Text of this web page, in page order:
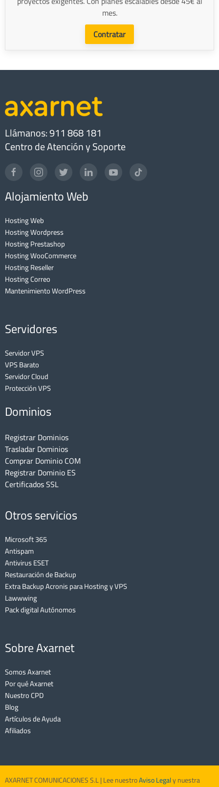
mes.
Contratar
Llámanos: 911 868 181
Centro de Atención y Soporte
Alojamiento Web
Hosting Web
Hosting Wordpress
Hosting Prestashop
Hosting WooCommerce
Hosting Reseller
Hosting Correo
Mantenimiento WordPress
Servidores
Servidor VPS
VPS Barato
Servidor Cloud
Protección VPS
Dominios
Registrar Dominios
Trasladar Dominios
Comprar Dominio COM
Registrar Dominio ES
Certificados SSL
Otros servicios
Microsoft 365
Antispam
Antivirus ESET
Restauración de Backup
Extra Backup Acronis para Hosting y VPS
Lawwwing
Pack digital Autónomos
Sobre Axarnet
Somos Axarnet
Por qué Axarnet
Nuestro CPD
Blog
Artículos de Ayuda
Afiliados
AXARNET COMUNICACIONES S.L | Lee nuestroAviso Legaly nuestra